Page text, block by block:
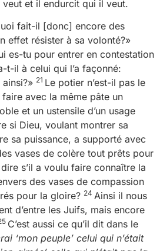
et il endurcit qui il veut.
fait-il [donc] encore des
effet résister à sa volonté?»
es-tu pour entrer en contestation
t-il à celui qui l’a façonné:
21 Le potier n’est-il pas le
avec la même pâte un
et un ustensile d’un usage
si Dieu, voulant montrer sa
sa puissance, a supporté avec
vases de colère tout prêts pour
s’il a voulu faire connaître la
des vases de compassion
pour la gloire? 24 Ainsi il nous
d’entre les Juifs, mais encore
C’est aussi ce qu’il dit dans le
‘mon peuple’ celui qui n’était